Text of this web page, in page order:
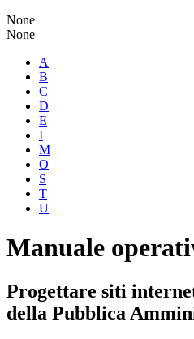
None
None
A
B
C
D
E
I
M
O
S
T
U
Manuale
Progettare siti
della Pubblica